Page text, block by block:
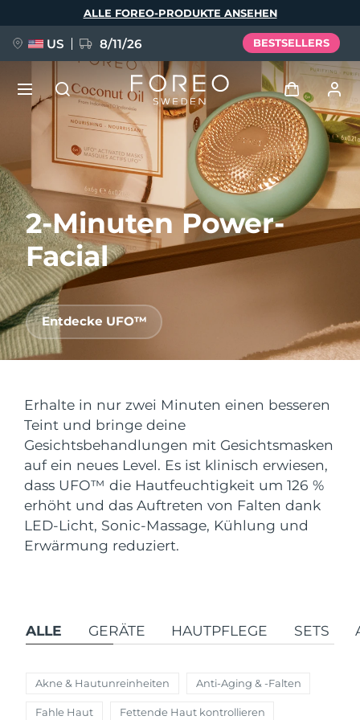
2-Minuten Power-
Facial
Entdecke UFO™
Erhalte in nur zwei Minuten einen besseren
Teint und bringe deine
Gesichtsbehandlungen mit Gesichtsmasken
auf ein neues Level. Es ist klinisch erwiesen,
dass UFO™ die Hautfeuchtigkeit um 126 %
erhöht und das Auftreten von Falten dank
LED-Licht, Sonic-Massage, Kühlung und
Erwärmung reduziert.
ALLE GERÄTE HAUTPFLEGE SETS
Akne & Hautunreinheiten Anti-Aging & -Falten
Fahle Haut Fettende Haut kontrollieren
ALLE FOREO-PRODUKTE ANSEHEN
US 8/11/26 BESTSELLERS
Anmelden
Benutzerkonto
Meine Geräte
Meine Abonnements
FAQ™ Pure Beauty-Tech Elixir
BREAKING NEWS
issa™ Teeth Whitening Set
FAQ™ Dual LED Panel
BELIEBT
Sprache
English Deutsch
Español
Français
Italiano
Português
Polski
Svenska
Türkçe
简体中文
Versandland
Vereinigte Staaten Erwartete Lieferung8/11/26
Vereinigtes
Königreich
Erwartete Lieferung
Spanien Erwartete Lieferung8/10/26
Australien